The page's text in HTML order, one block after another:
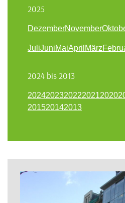
2025
DezemberNovember
JuliJuniMaiApril März
2024 bis 2013
20242023202220212020
201520142013